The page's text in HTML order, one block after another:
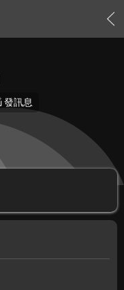
發訊息